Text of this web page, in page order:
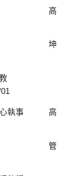
高
心執事 高